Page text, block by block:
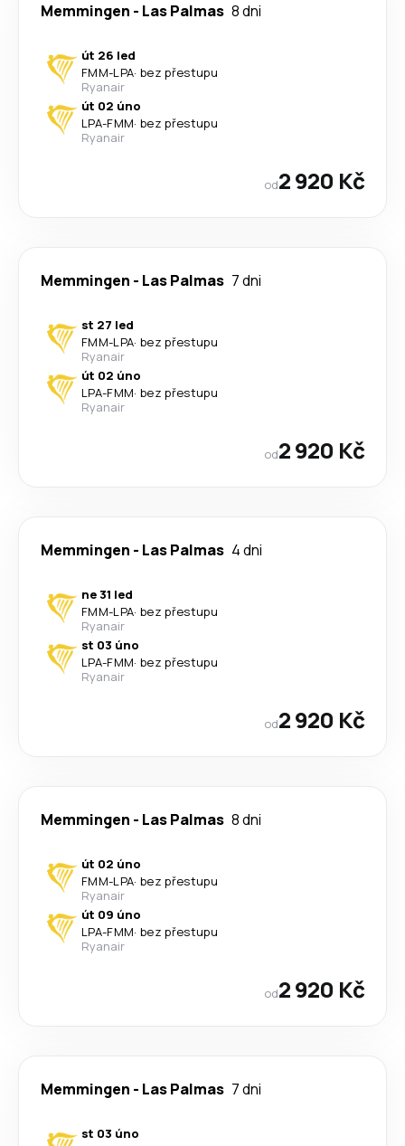
Memmingen - Las Palmas 8 dni
út 26 led
FMM-LPA· bez přestupu
Ryanair
út 02 úno
LPA-FMM· bez přestupu
Ryanair
od2 920 Kč
Memmingen - Las Palmas 7 dni
st 27 led
FMM-LPA· bez přestupu
Ryanair
út 02 úno
LPA-FMM· bez přestupu
Ryanair
od2 920 Kč
Memmingen - Las Palmas 4 dni
ne 31 led
FMM-LPA· bez přestupu
Ryanair
st 03 úno
LPA-FMM· bez přestupu
Ryanair
od2 920 Kč
Memmingen - Las Palmas 8 dni
út 02 úno
FMM-LPA· bez přestupu
Ryanair
út 09 úno
LPA-FMM· bez přestupu
Ryanair
od2 920 Kč
Memmingen - Las Palmas 7 dni
st 03 úno